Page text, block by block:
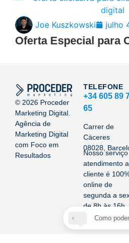
Joe Kuszkowski julho
Oferta Especial para
© 2026 Proceder
Marketing Digital.
Agência de
Marketing Digital
com Foco em
Resultados
TELEFONE
+34 605 89
65
Carrer de
Càceres
08028,
Nosso
atendimento
cliente é
online de
segunda a
de 8h às 16h.
Como